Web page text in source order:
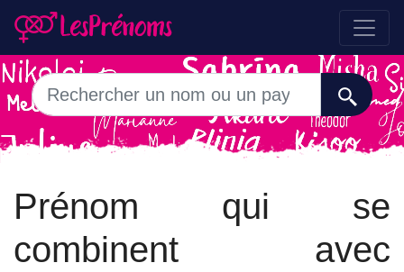
Prénom qui se
combinent avec